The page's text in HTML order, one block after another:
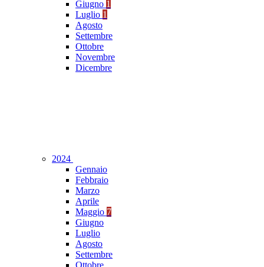
Giugno 1
Luglio 1
Agosto
Settembre
Ottobre
Novembre
Dicembre
2024
Gennaio
Febbraio
Marzo
Aprile
Maggio 7
Giugno
Luglio
Agosto
Settembre